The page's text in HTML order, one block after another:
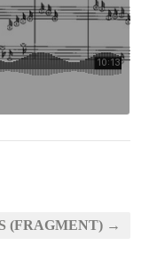
(FRAGMENT) →